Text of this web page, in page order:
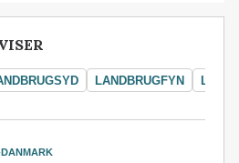
LANDBRUGFYN